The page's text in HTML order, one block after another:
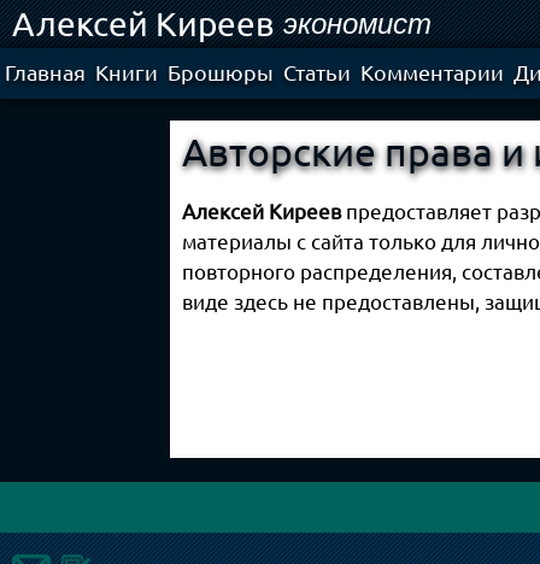
Алексей Киреев экономист
Главная Книги Брошюры Статьи Комментарии
Авторские права
Алексей Киреевпредоставляет
материалы с сайта только для
повторного распределения,
виде здесь не предоставлены,